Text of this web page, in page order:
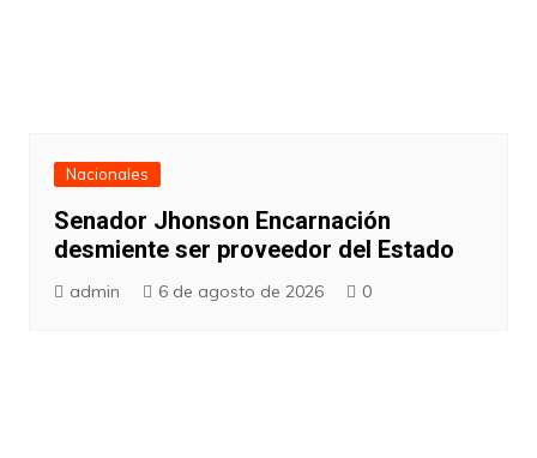
Nacionales
Senador Jhonson Encarnación
desmiente ser proveedor del Estado
admin 6 de agosto de 2026 0